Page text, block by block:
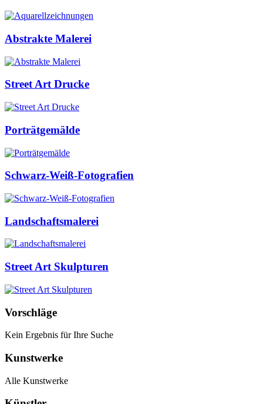
Abstrakte Malerei
Street Art Drucke
Porträtgemälde
Schwarz-Weiß-Fotografien
Landschaftsmalerei
Street Art Skulpturen
Vorschläge
Kein Ergebnis für Ihre Suche
Kunstwerke
Alle Kunstwerke